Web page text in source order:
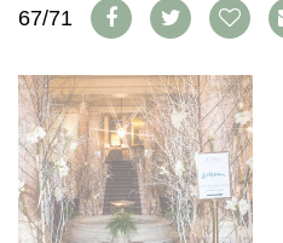
ABO
ARCHIV
VORTEILSWELT
BÜCHER
WEINSZENE
PORTRAITS
VINOPHILES
ARCHIV
ANMELDEN
AWARDS
GEWINNSPIELE
VORTEILSWELT
TRINKREIFETABELLE
ABO
67/71